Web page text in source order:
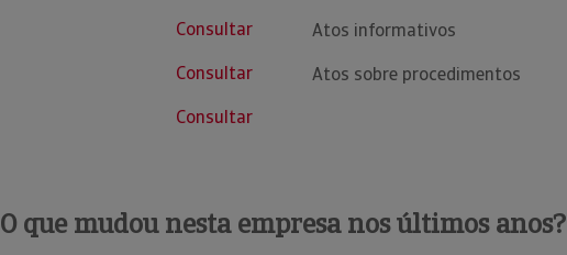
Consultar
Consultar
Consultar
Atos informativos
Atos sobre procedimentos
O que mudou nesta empresa nos últimos anos?